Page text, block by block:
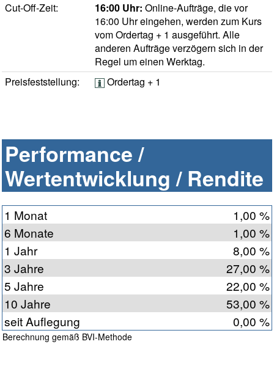
Cut-Off-Zeit:
16:00 Uhr: Online-Aufträge, die vor
16:00 Uhr eingehen, werden zum Kurs
vom Ordertag + 1 ausgeführt. Alle
anderen Aufträge verzögern sich in der
Regel um einen Werktag.
Preisfeststellung:
Ordertag + 1
Performance /
Wertentwicklung / Rendite
1 Monat
1,00 %
6 Monate
1,00 %
1 Jahr
8,00 %
3 Jahre
27,00 %
5 Jahre
22,00 %
10 Jahre
53,00 %
seit Auflegung
0,00 %
Berechnung gemäß BVI-Methode